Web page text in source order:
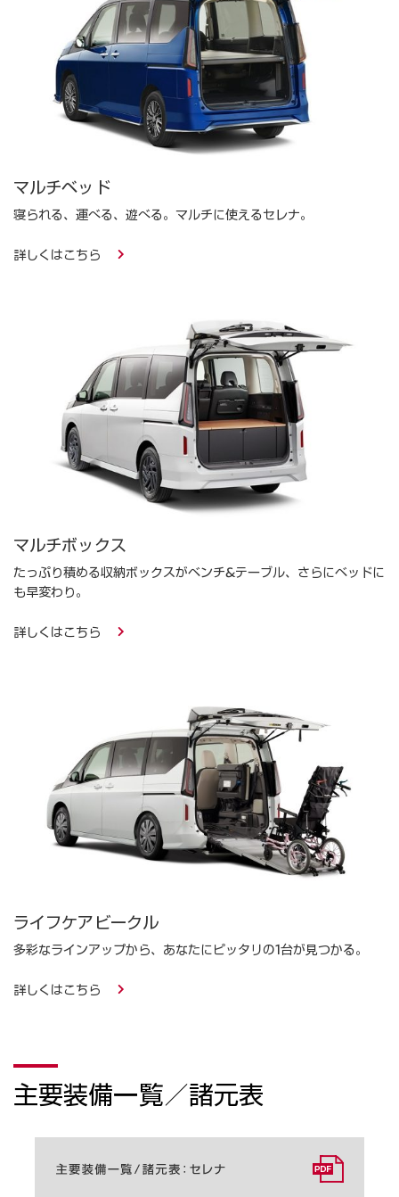
マルチベッド
寝られる、運べる、遊べる。マルチに使えるセレナ。
詳しくはこちら
マルチボックス
たっぷり積める収納ボックスがベンチ&テーブル、さらにベッドに
も早変わり。​
詳しくはこちら
ライフケアビークル
多彩なラインアップから、あなたにピッタリの1台が見つかる。
詳しくはこちら
主要装備一覧／諸元表